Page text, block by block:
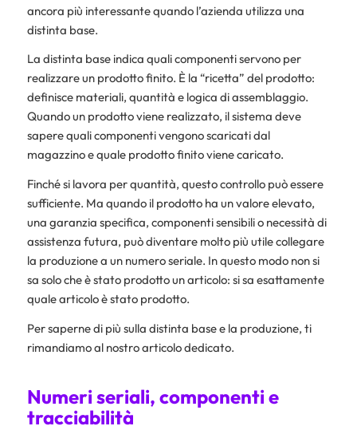
ancora più interessante quando l’azienda utilizza una
distinta base.
La distinta base indica quali componenti servono per
realizzare un prodotto finito. È la “ricetta” del prodotto:
definisce materiali, quantità e logica di assemblaggio.
Quando un prodotto viene realizzato, il sistema deve
sapere quali componenti vengono scaricati dal
magazzino e quale prodotto finito viene caricato.
Finché si lavora per quantità, questo controllo può essere
sufficiente. Ma quando il prodotto ha un valore elevato,
una garanzia specifica, componenti sensibili o necessità di
assistenza futura, può diventare molto più utile collegare
la produzione a un numero seriale. In questo modo non si
sa solo che è stato prodotto un articolo: si sa esattamente
quale articolo è stato prodotto.
Per saperne di più sulla distinta base e la produzione, ti
rimandiamo al nostro articolo dedicato.
Numeri seriali, componenti e
tracciabilità